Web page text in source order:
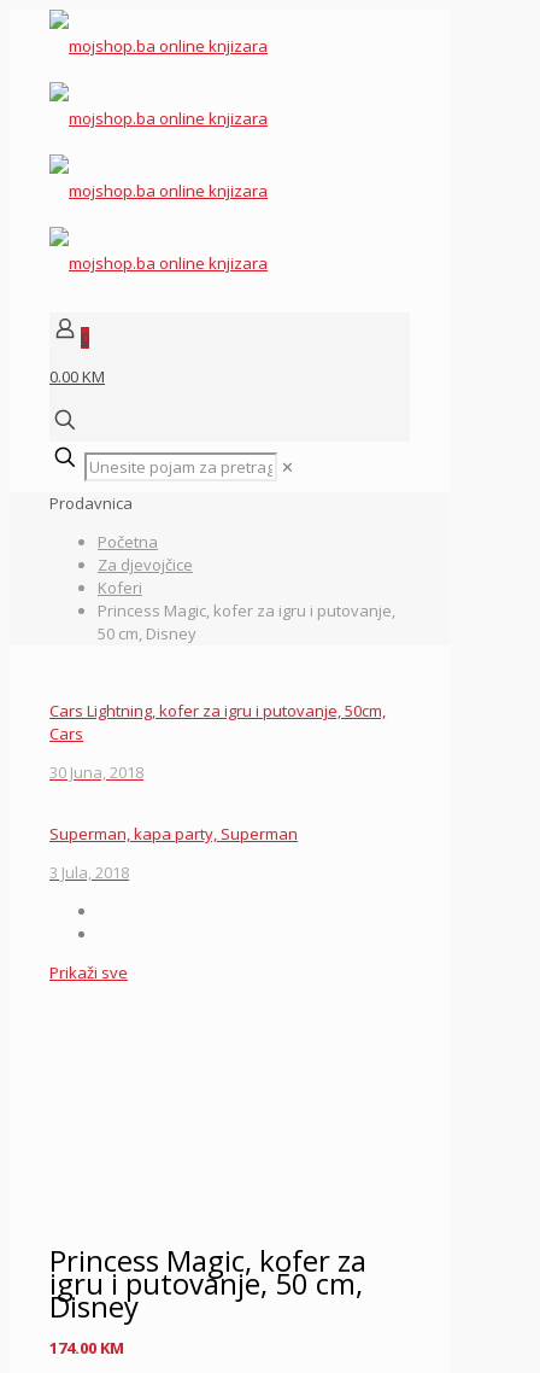
0
0.00 KM
✕
Prodavnica
Početna
Za djevojčice
Koferi
Princess Magic, kofer za igru i putovanje,
50 cm, Disney
Cars Lightning, kofer za igru i putovanje, 50cm,
Cars
30 Juna, 2018
Superman, kapa party, Superman
3 Jula, 2018
Prikaži sve
Princess Magic, kofer za
igru i putovanje, 50 cm,
Disney
174.00 KM